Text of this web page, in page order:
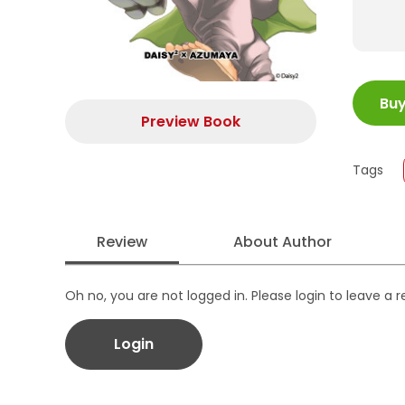
Preview Book
ISBN
Size
Tags
Review About Author
Oh no, you are not logged in. Please login to leave a
Login